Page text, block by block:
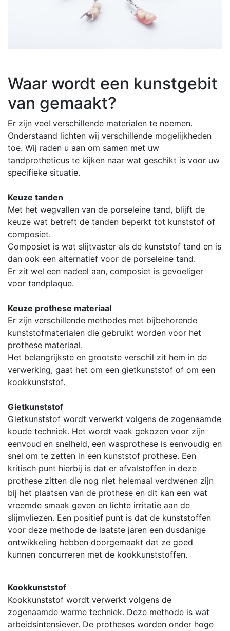
Waar wordt een kunstgebit
van gemaakt?
Er zijn veel verschillende materialen te noemen.
Onderstaand lichten wij verschillende mogelijkheden
toe. Wij raden u aan om samen met uw
tandprotheticus te kijken naar wat geschikt is voor uw
specifieke situatie.
Keuze tanden
Met het wegvallen van de porseleine tand, blijft de
keuze wat betreft de tanden beperkt tot kunststof of
composiet.
Composiet is wat slijtvaster als de kunststof tand en is
dan ook een alternatief voor de porseleine tand.
Er zit wel een nadeel aan, composiet is gevoeliger
voor tandplaque.
Keuze prothese materiaal
Er zijn verschillende methodes met bijbehorende
kunststofmaterialen die gebruikt worden voor het
prothese materiaal.
Het belangrijkste en grootste verschil zit hem in de
verwerking, gaat het om een gietkunststof of om een
kookkunststof.
Gietkunststof
Gietkunststof wordt verwerkt volgens de zogenaamde
koude techniek. Het wordt vaak gekozen voor zijn
eenvoud en snelheid, een wasprothese is eenvoudig en
snel om te zetten in een kunststof prothese. Een
kritisch punt hierbij is dat er afvalstoffen in deze
prothese zitten die nog niet helemaal verdwenen zijn
bij het plaatsen van de prothese en dit kan een wat
vreemde smaak geven en lichte irritatie aan de
slijmvliezen. Een positief punt is dat de kunststoffen
voor deze methode de laatste jaren een dusdanige
ontwikkeling hebben doorgemaakt dat ze goed
kunnen concurreren met de kookkunststoffen.
Kookkunststof
Kookkunststof wordt verwerkt volgens de
zogenaamde warme techniek. Deze methode is wat
arbeidsintensiever. De protheses worden onder hoge